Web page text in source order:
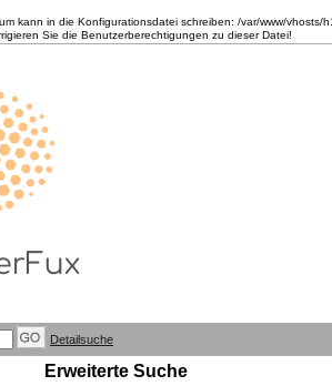
kann in die Konfigurationsdatei schreiben: /var/www/
Sie die Benutzerberechtigungen zu dieser Datei!
Detailsuche
Erweiterte Suche